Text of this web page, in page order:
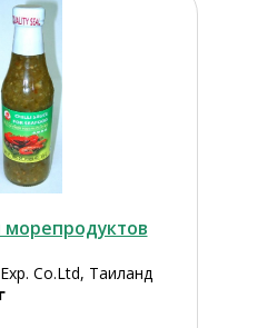
морепродуктов
Co.Ltd, Таиланд